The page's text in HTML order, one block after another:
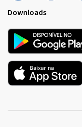
Downloads